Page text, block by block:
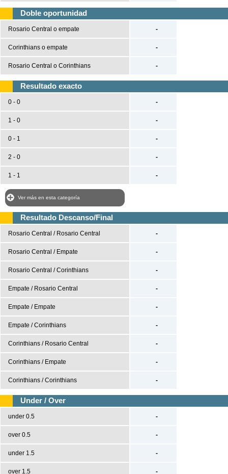
Doble oportunidad
Rosario Central o empate
Corinthians o empate
Rosario Central o Corinthians
-
-
-
Resultado exacto
0 - 0
1 - 0
0 - 1
2 - 0
1 - 1
-
-
-
-
-
Ver más en esta categoría
Resultado Descanso/Final
Rosario Central / Rosario Central
Rosario Central / Empate
Rosario Central / Corinthians
Empate / Rosario Central
Empate / Empate
Empate / Corinthians
Corinthians / Rosario Central
Corinthians / Empate
Corinthians / Corinthians
-
-
-
-
-
-
-
-
-
Under / Over
under 0.5
over 0.5
under 1.5
over 1.5
-
-
-
-
UEFA Nations League
UEFA Nations League A
UEFA Nations League C
Baloncesto
ACB
LEB
NBA
Euroliga
Eurocup
Tenis
Béisbol
Casas de Apuestas
Versión clásica